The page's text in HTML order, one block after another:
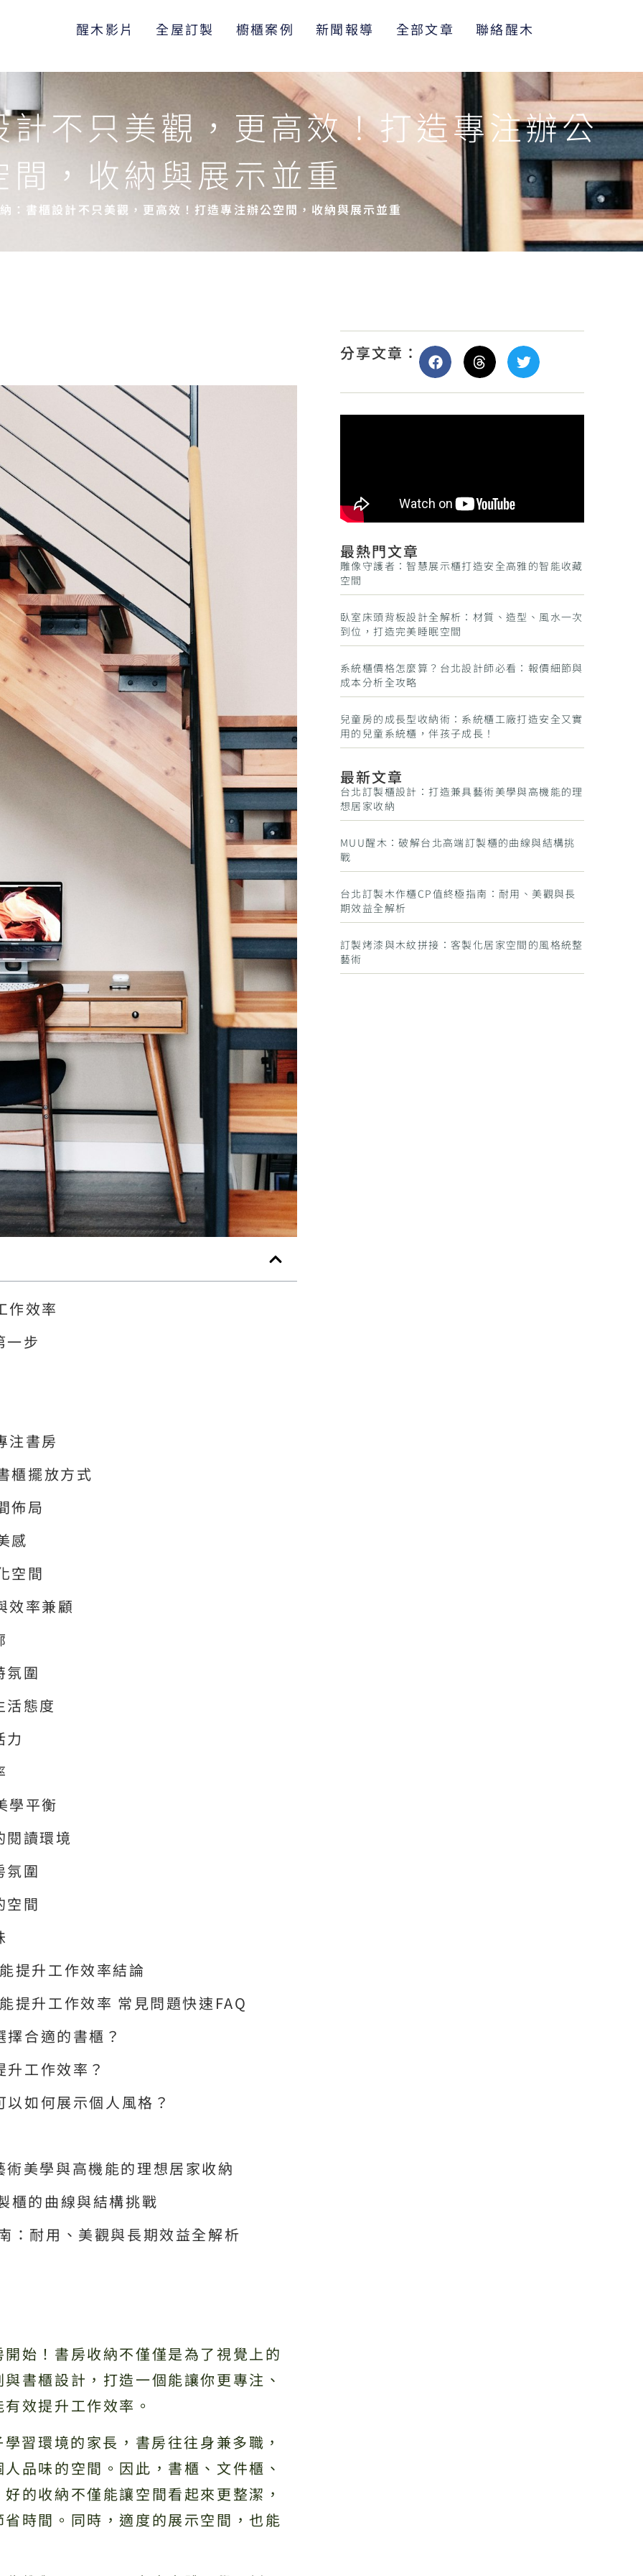
醒木影片 全屋訂製 櫥櫃案例 新聞報導 全部文章 聯絡醒木
不只美觀，更高效！打造專注辦公
間，收納與展示並重
：書櫃設計不只美觀，更高效！打造專注辦公空間，收納與展示並重
作效率
一步
注書房
櫃擺放方式
佈局
感
空間
效率兼顧
氛圍
活態度
力
學平衡
閱讀環境
氛圍
空間
提升工作效率結論
提升工作效率 常見問題快速FAQ
合適的書櫃？
工作效率？
如何展示個人風格？
美學與高機能的理想居家收納
櫃的曲線與結構挑戰
：耐用、美觀與長期效益全解析
始！書房收納不僅僅是為了視覺上的
書櫃設計，打造一個能讓你更專注、
效提升工作效率。
習環境的家長，書房往往身兼多職，
品味的空間。因此，書櫃、文件櫃、
的收納不僅能讓空間看起來更整潔，
時間。同時，適度的展示空間，也能
分享文章：
最熱門文章
雕像守護者：智慧展示櫃打造安全高雅的智能收藏
空間
臥室床頭背板設計全解析：材質、造型、風水一次
到位，打造完美睡眠空間
系統櫃價格怎麼算？台北設計師必看：報價細節與
成本分析全攻略
兒童房的成長型收納術：系統櫃工廠打造安全又實
用的兒童系統櫃，伴孩子成長！
最新文章
台北訂製櫃設計：打造兼具藝術美學與高機能的理
想居家收納
MUU醒木：破解台北高端訂製櫃的曲線與結構挑
戰
台北訂製木作櫃CP值終極指南：耐用、美觀與長
期效益全解析
訂製烤漆與木紋拼接：客製化居家空間的風格統整
藝術